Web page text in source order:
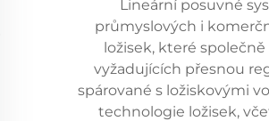
Lineární posuvné
průmyslových i
ložisek, které
vyžadujících přesnou
spárované s ložiskovými
technologie ložisek,